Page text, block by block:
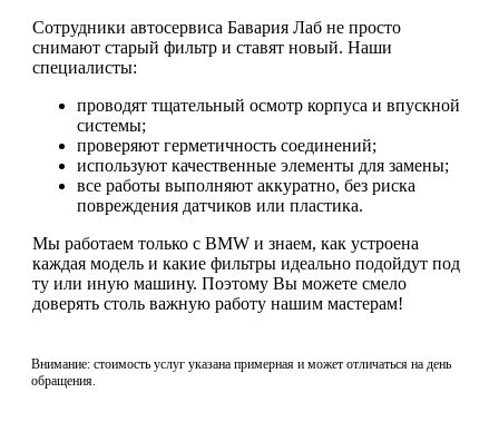
Сотрудники автосервиса Бавария Лаб не просто
снимают старый фильтр и ставят новый. Наши
специалисты:
проводят тщательный осмотр корпуса и впускной
системы;
проверяют герметичность соединений;
используют качественные элементы для замены;
все работы выполняют аккуратно, без риска
повреждения датчиков или пластика.
Мы работаем только с BMW и знаем, как устроена
каждая модель и какие фильтры идеально подойдут под
ту или иную машину. Поэтому Вы можете смело
доверять столь важную работу нашим мастерам!
Внимание: стоимость услуг указана примерная и может отличаться на день
обращения.